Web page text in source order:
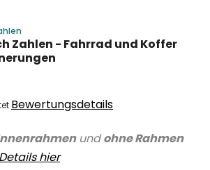
undohne Rahmen
hier
Zahlen - Fahrrad und Koffer
Bewertungsdetails